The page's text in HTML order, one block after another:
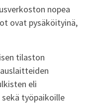
nopea
ovat pysäköityinä,
tilaston
eli
työpaikoille